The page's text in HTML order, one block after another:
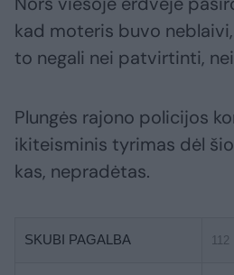
kad moteris buvo
to negali nei patvirtinti,
Plungės rajono policijos
ikiteisminis tyrimas dėl
kas, nepradėtas.
SKUBI PAGALBA 112